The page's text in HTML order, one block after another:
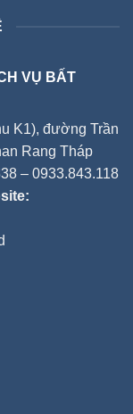
VỤ BẤT
K1), đường Trần
Rang Tháp
– 0933.843.118